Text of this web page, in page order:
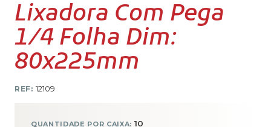
Lixadora Com Pega
1/4 Folha Dim:
80x225mm
REF: 12109
QUANTIDADE POR CAIXA: 10